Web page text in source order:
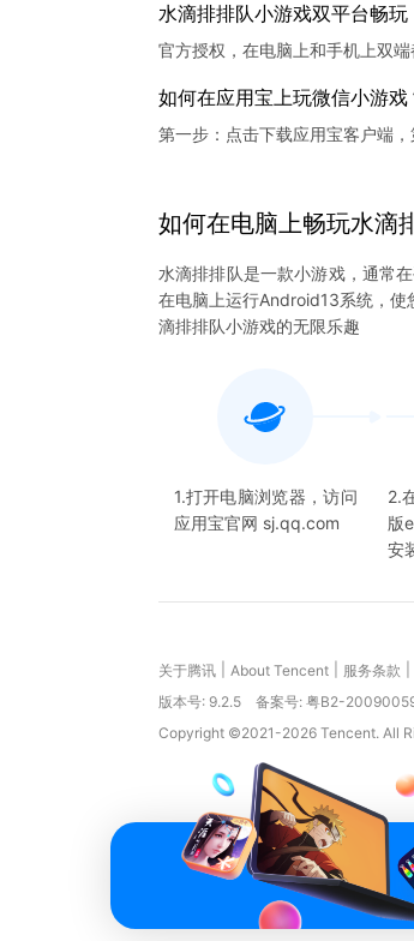
水滴排排队小游戏双平台畅玩
官方授权，在电脑上和手机上双
如何在应用宝上玩微信小游戏
第一步：点击下载应用宝客户端
如何在电脑上畅玩水滴
水滴排排队是一款小游戏，通常
在电脑上运行Android13系统，使
滴排排队小游戏的无限乐趣
1.打开电脑浏览器，访问
应用宝官网 sj.qq.com
2.
版
安
关于腾讯 About Tencent 服务条款
版本号: 9.2.5 备案号: 粤B2-
Copyright ©2021-2026 Tencent. All